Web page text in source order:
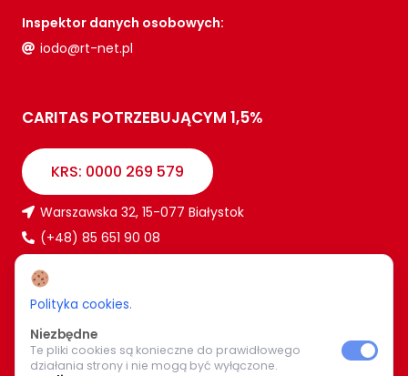
Inspektor danych osobowych:
iodo@rt-net.pl
CARITAS POTRZEBUJĄCYM 1,5%
KRS: 0000 269 579
Warszawska 32, 15-077 Białystok
(+48) 85 651 90 08
bialystok@caritas.pl
WIĘCEJ O NAS
Polityka cookies.
Niezbędne
Te pliki cookies są konieczne do prawidłowego
działania strony i nie mogą być wyłączone.